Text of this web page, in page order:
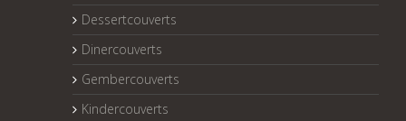
Dessertcouverts
Dinercouverts
Gembercouverts
Kindercouverts